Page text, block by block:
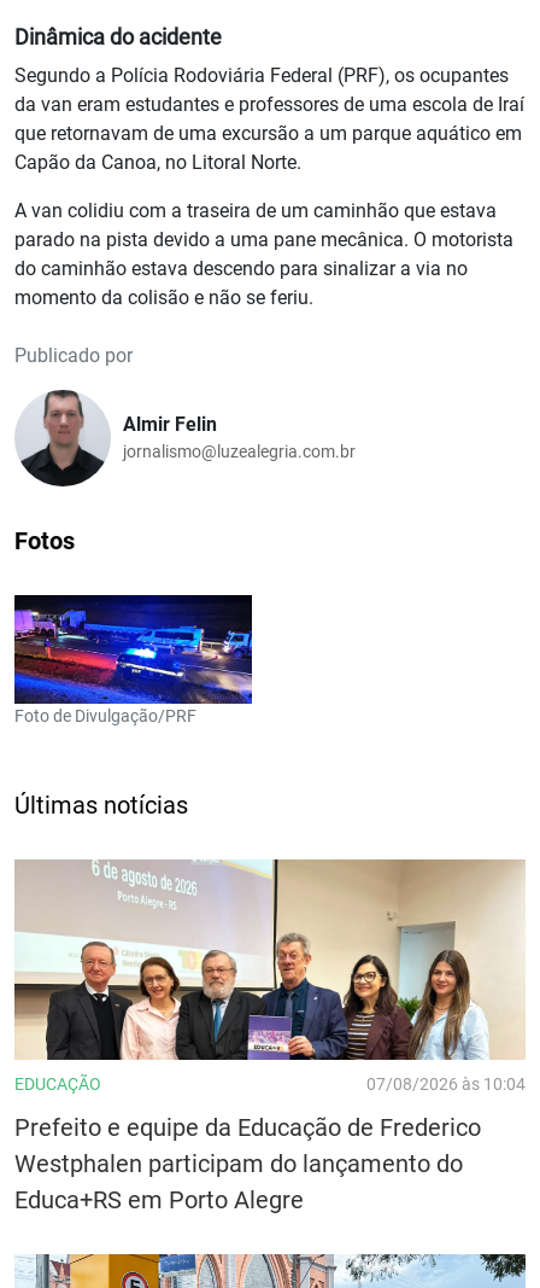
Dinâmica do acidente
Segundo a Polícia Rodoviária Federal (PRF), os ocupantes
da van eram estudantes e professores de uma escola de Iraí
que retornavam de uma excursão a um parque aquático em
Capão da Canoa, no Litoral Norte.
A van colidiu com a traseira de um caminhão que estava
parado na pista devido a uma pane mecânica. O motorista
do caminhão estava descendo para sinalizar a via no
momento da colisão e não se feriu.
Publicado por
Almir Felin
jornalismo@luzealegria.com.br
Fotos
Foto de Divulgação/PRF
Últimas notícias
EDUCAÇÃO 07/08/2026 às 10:04
Prefeito e equipe da Educação de Frederico
Westphalen participam do lançamento do
Educa+RS em Porto Alegre